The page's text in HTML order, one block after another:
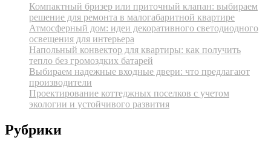
Компактный бризер или приточный клапан: выбираем
решение для ремонта в малогабаритной квартире
Атмосферный дом: идеи декоративного светодиодного
освещения для интерьера
Напольный конвектор для квартиры: как получить
тепло без громоздких батарей
Выбираем надежные входные двери: что предлагают
производители
Проектирование коттеджных поселков с учетом
экологии и устойчивого развития
Рубрики